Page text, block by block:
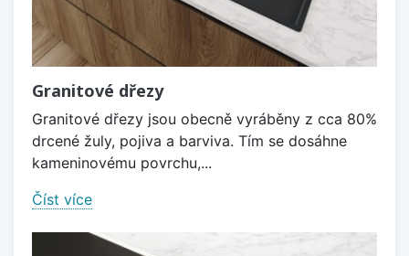
Granitové dřezy
Granitové dřezy jsou obecně vyráběny z cca 80%
drcené žuly, pojiva a barviva. Tím se dosáhne
kameninovému povrchu,...
Číst více